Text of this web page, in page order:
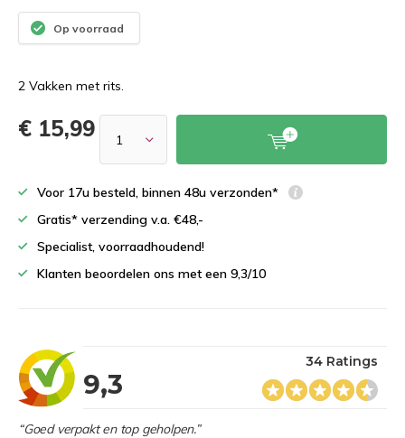
Op voorraad
2 Vakken met rits.
€ 15,99
Voor 17u besteld, binnen 48u verzonden*
Gratis* verzending v.a. €48,-
Specialist, voorraadhoudend!
Klanten beoordelen ons met een 9,3/10
9,3
34 Ratings
“Goed verpakt en top geholpen.”